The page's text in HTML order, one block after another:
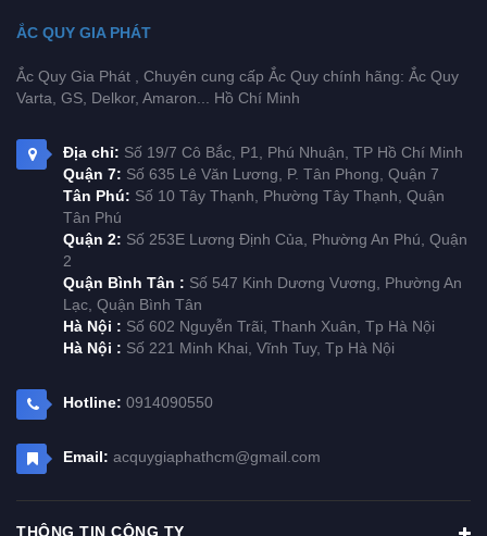
ẮC QUY GIA PHÁT
Ắc Quy Gia Phát , Chuyên cung cấp Ắc Quy chính hãng: Ắc Quy
Varta, GS, Delkor, Amaron... Hồ Chí Minh
Địa chỉ: Số 19/7 Cô Bắc, P1, Phú Nhuận, TP Hồ Chí Minh
Quận 7: Số 635 Lê Văn Lương, P. Tân Phong, Quận 7
Tân Phú: Số 10 Tây Thạnh, Phường Tây Thạnh, Quận
Tân Phú
Quận 2: Số 253E Lương Định Của, Phường An Phú, Quận
2
Quận Bình Tân : Số 547 Kinh Dương Vương, Phường An
Lạc, Quận Bình Tân
Hà Nội : Số 602 Nguyễn Trãi, Thanh Xuân, Tp Hà Nội
Hà Nội : Số 221 Minh Khai, Vĩnh Tuy, Tp Hà Nội
Hotline: 0914090550
Email: acquygiaphathcm@gmail.com
THÔNG TIN CÔNG TY